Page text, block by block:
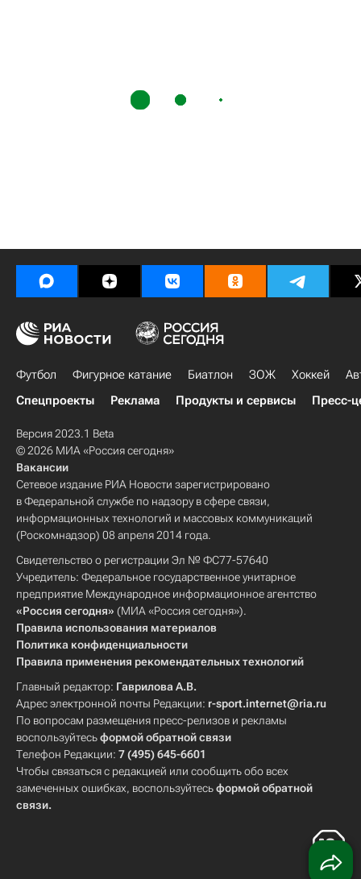
Футбол Фигурное катание Биатлон ЗОЖ Хоккей
Спецпроекты
Реклама Продукты и сервисы Пресс-
Версия 2023.1 Beta
© 2026 МИА «Россия сегодня»
Вакансии
Сетевое издание РИА Новости зарегистрировано
в Федеральной службе по надзору в сфере связи,
информационных технологий и массовых коммуникаций
(Роскомнадзор) 08 апреля 2014 года.
Свидетельство о регистрации Эл № ФС77-57640
Учредитель: Федеральное государственное унитарное
предприятие Международное информационное агентство
«Россия сегодня» (МИА «Россия сегодня»).
Правила использования материалов
Политика конфиденциальности
Правила применения рекомендательных технологий
Главный редактор: Гаврилова А.В.
Адрес электронной почты Редакции: r-sport.internet@ria.ru
По вопросам размещения пресс-релизов и рекламы
воспользуйтесьформой обратной связи
Телефон Редакции: 7 (495) 645-6601
Чтобы связаться с редакцией или сообщить обо всех
замеченных ошибках, воспользуйтесьформой обратной
связи.